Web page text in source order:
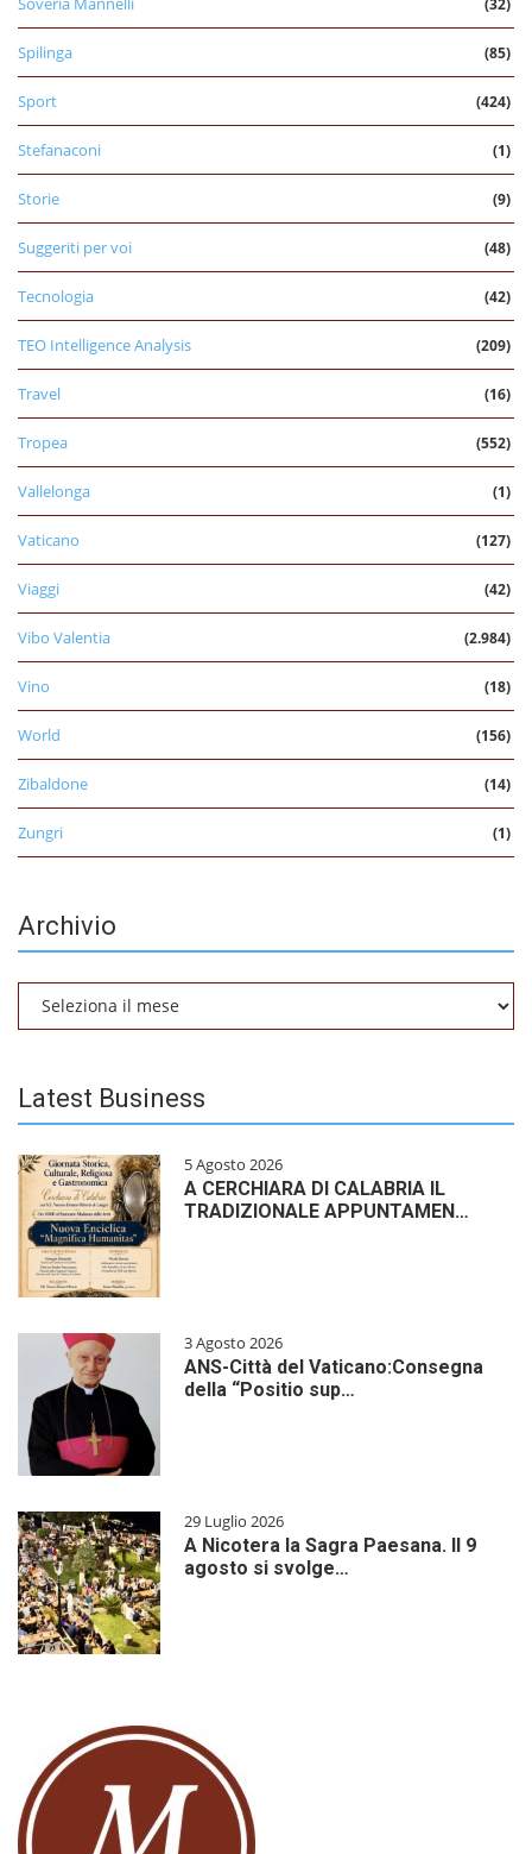
Spilinga (85)
Sport (424)
Stefanaconi (1)
Storie (9)
Suggeriti per voi (48)
Tecnologia (42)
TEO Intelligence Analysis (209)
Travel (16)
Tropea (552)
Vallelonga (1)
Vaticano (127)
Viaggi (42)
Vibo Valentia (2.984)
Vino (18)
World (156)
Zibaldone (14)
Zungri (1)
Archivio
Archivio
Latest Business
5 Agosto 2026
A CERCHIARA DI CALABRIA IL
TRADIZIONALE APPUNTAMEN…
3 Agosto 2026
ANS-Città del Vaticano:Consegna
della “Positio sup…
29 Luglio 2026
A Nicotera la Sagra Paesana. Il 9
agosto si svolge…